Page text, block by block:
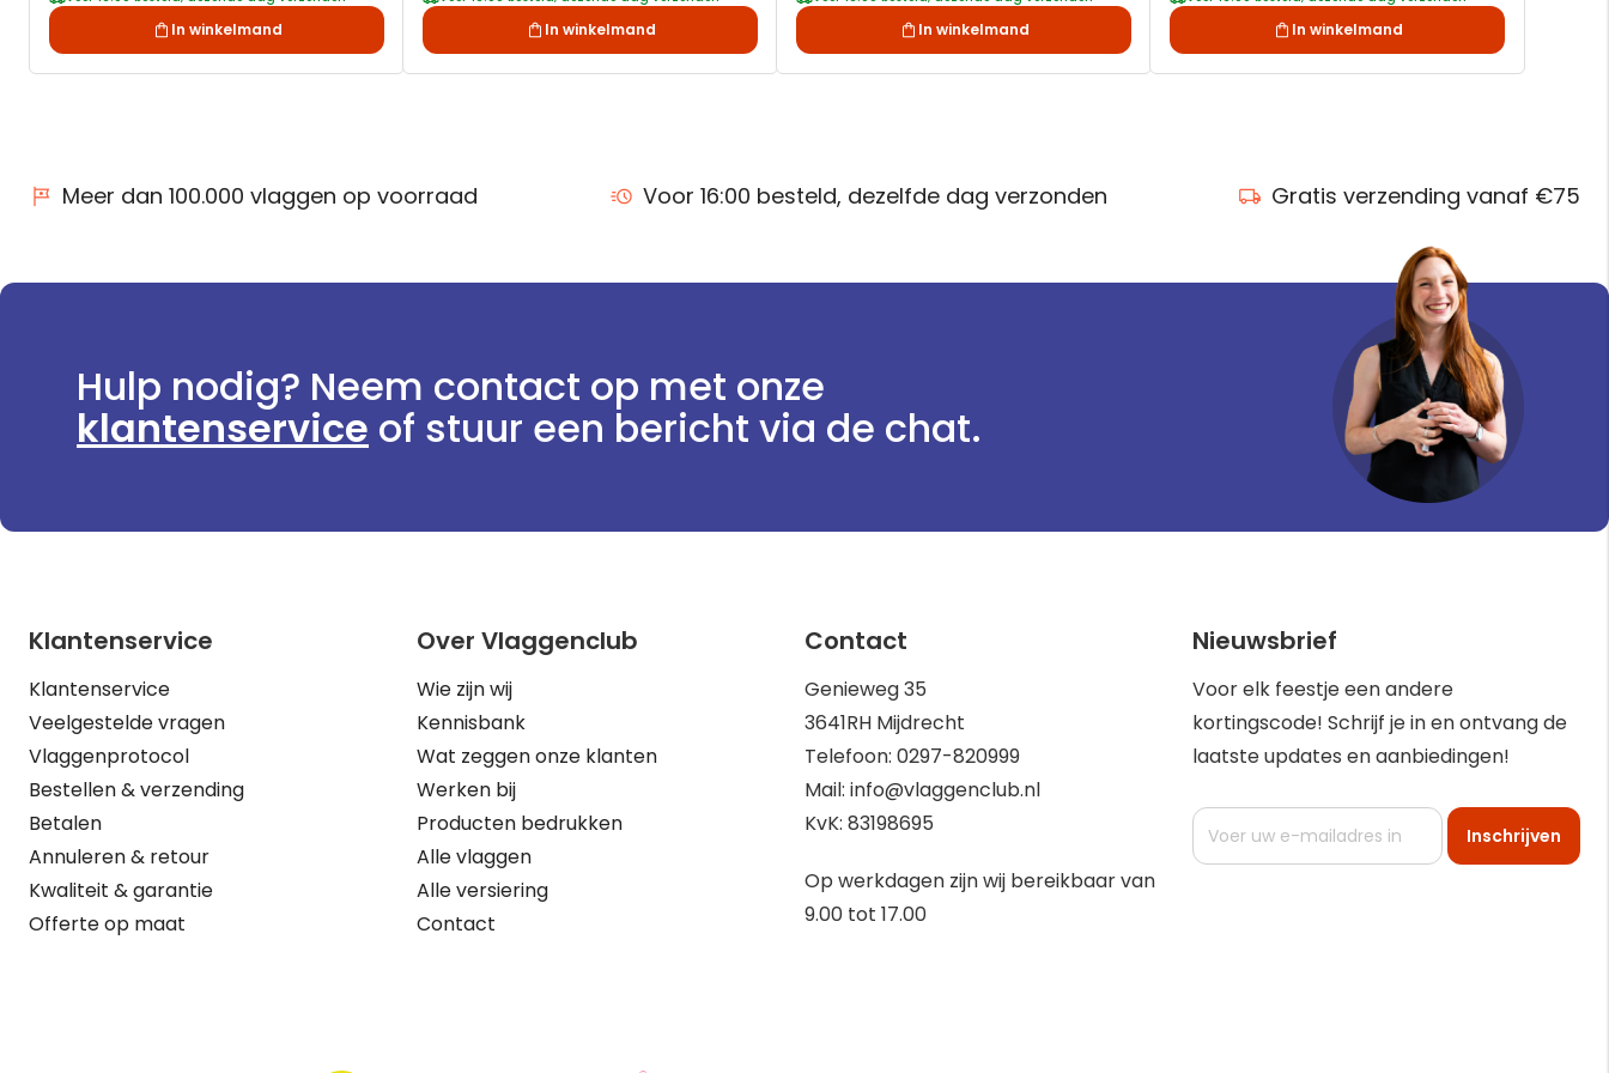
In winkelmand In winkelmand In winkelmand In winkelmand
Meer dan 100.000 vlaggen op voorraad Voor 16:00 besteld, dezelfde dag verzonden Gratis verzending vanaf €75
Hulp nodig? Neem contact op met onze
klantenservice of stuur een bericht via de chat.
Klantenservice
Klantenservice
Veelgestelde vragen
Vlaggenprotocol
Bestellen & verzending
Betalen
Annuleren & retour
Kwaliteit & garantie
Offerte op maat
Over Vlaggenclub
Wie zijn wij
Kennisbank
Wat zeggen onze klanten
Werken bij
Producten bedrukken
Alle vlaggen
Alle versiering
Contact
Contact
Genieweg 35
3641RH Mijdrecht
Telefoon: 0297-820999
Mail: info@vlaggenclub.nl
KvK: 83198695
Op werkdagen zijn wij bereikbaar van
9.00 tot 17.00
Nieuwsbrief
Voor elk feestje een andere
kortingscode! Schrijf je in en ontvang de
laatste updates en aanbiedingen!
Abonneer
op
Inschrijven